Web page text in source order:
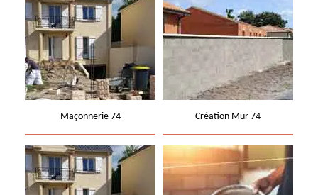
Maçonnerie 74 Création Mur 74